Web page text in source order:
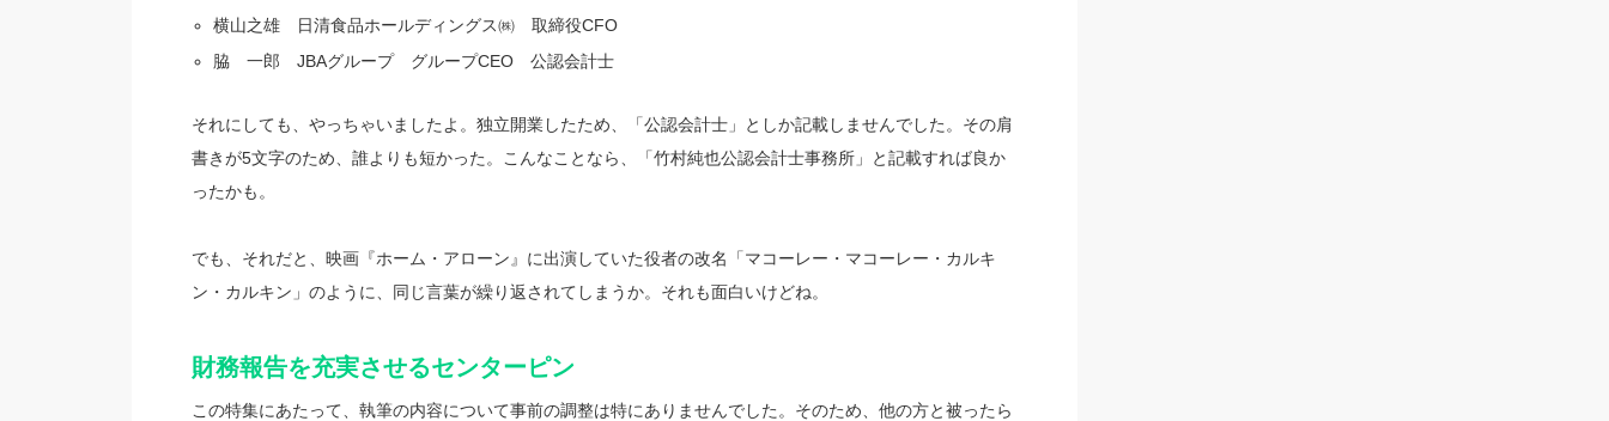
横山之雄 日清食品ホールディングス㈱ 取締役CFO
脇 一郎 JBAグループ グループCEO 公認会計士
それにしても、やっちゃいましたよ。独立開業したため、「公認会計士」としか記載しませんでした。その肩
書きが5文字のため、誰よりも短かった。こんなことなら、「竹村純也公認会計士事務所」と記載すれば良か
ったかも。
でも、それだと、映画『ホーム・アローン』に出演していた役者の改名「マコーレー・マコーレー・カルキ
ン・カルキン」のように、同じ言葉が繰り返されてしまうか。それも面白いけどね。
財務報告を充実させるセンターピン
この特集にあたって、執筆の内容について事前の調整は特にありませんでした。そのため、他の方と被ったら